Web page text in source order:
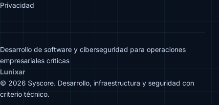
Privacidad
Desarrollo de software y ciberseguridad para operaciones
empresariales críticas
Lunixar
© 2026 Syscore. Desarrollo, infraestructura y seguridad con
criterio técnico.